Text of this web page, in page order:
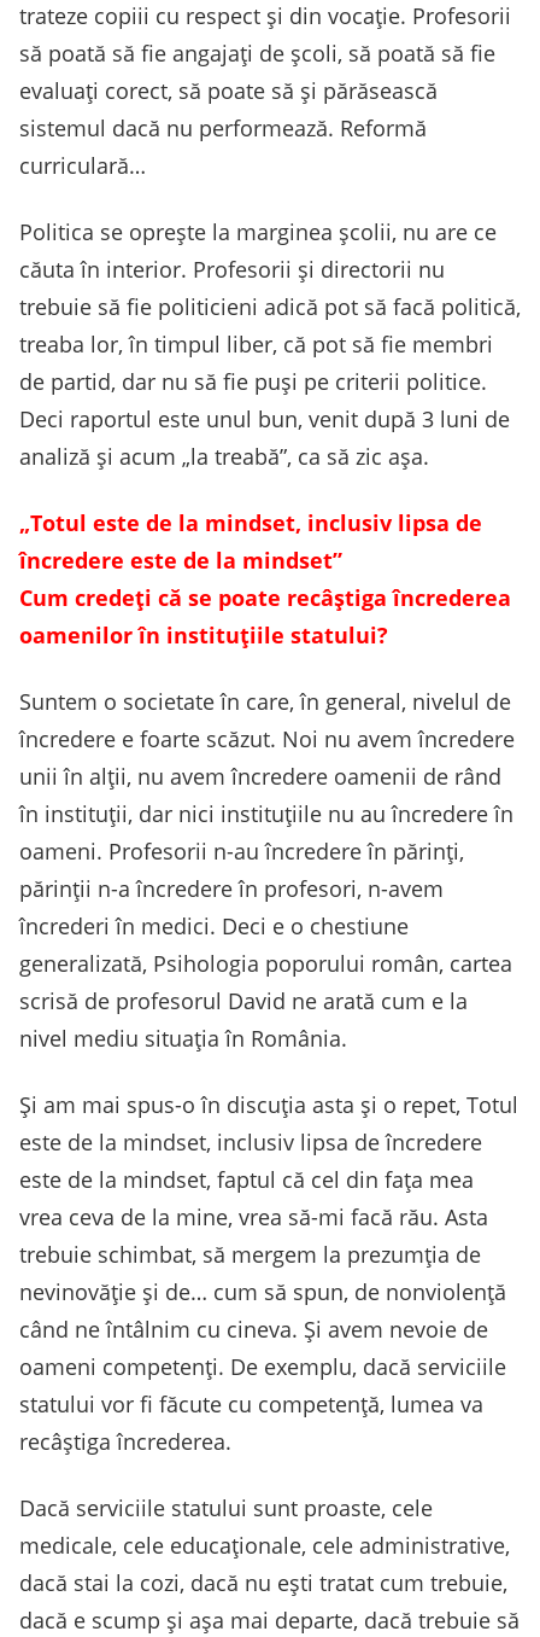
trateze copiii cu respect și din vocație. Profesorii
să poată să fie angajați de școli, să poată să fie
evaluați corect, să poate să și părăsească
sistemul dacă nu performează. Reformă
curriculară…
Politica se oprește la marginea școlii, nu are ce
căuta în interior. Profesorii și directorii nu
trebuie să fie politicieni adică pot să facă politică,
treaba lor, în timpul liber, că pot să fie membri
de partid, dar nu să fie puși pe criterii politice.
Deci raportul este unul bun, venit după 3 luni de
analiză și acum „la treabă”, ca să zic așa.
„Totul este de la mindset, inclusiv lipsa de
încredere este de la mindset”
Cum credeți că se poate recâștiga încrederea
oamenilor în instituțiile statului?
Suntem o societate în care, în general, nivelul de
încredere e foarte scăzut. Noi nu avem încredere
unii în alții, nu avem încredere oamenii de rând
în instituții, dar nici instituțiile nu au încredere în
oameni. Profesorii n-au încredere în părinți,
părinții n-a încredere în profesori, n-avem
încrederi în medici. Deci e o chestiune
generalizată, Psihologia poporului român, cartea
scrisă de profesorul David ne arată cum e la
nivel mediu situația în România.
Și am mai spus-o în discuția asta și o repet, Totul
este de la mindset, inclusiv lipsa de încredere
este de la mindset, faptul că cel din fața mea
vrea ceva de la mine, vrea să-mi facă rău. Asta
trebuie schimbat, să mergem la prezumția de
nevinovăție și de… cum să spun, de nonviolență
când ne întâlnim cu cineva. Și avem nevoie de
oameni competenți. De exemplu, dacă serviciile
statului vor fi făcute cu competență, lumea va
recâștiga încrederea.
Dacă serviciile statului sunt proaste, cele
medicale, cele educaționale, cele administrative,
dacă stai la cozi, dacă nu ești tratat cum trebuie,
dacă e scump și așa mai departe, dacă trebuie să